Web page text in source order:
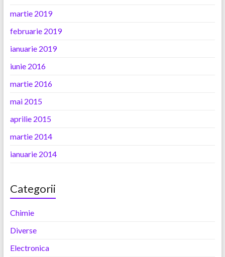
martie 2019
februarie 2019
ianuarie 2019
iunie 2016
martie 2016
mai 2015
aprilie 2015
martie 2014
ianuarie 2014
Categorii
Chimie
Diverse
Electronica